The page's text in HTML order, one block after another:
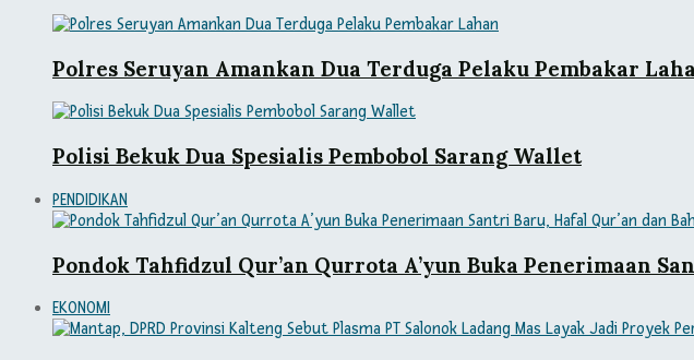
Polres Seruyan Amankan Dua Terduga Pelaku Pembakar
Polisi Bekuk Dua Spesialis Pembobol Sarang Wallet
PENDIDIKAN
Pondok Tahfidzul Qur’an Qurrota A’yun Buka Penerimaan
EKONOMI